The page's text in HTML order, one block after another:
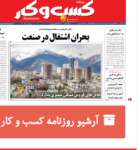
آرشیو روزنامه کسب و کار